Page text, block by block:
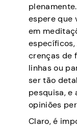
espere que
em
crenças de
linhas ou
ser tão
pesquisa, e
opiniões
Claro, é